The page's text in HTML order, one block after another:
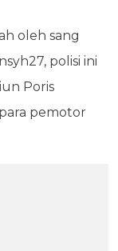
oleh sang
polisi ini
Poris
pemotor